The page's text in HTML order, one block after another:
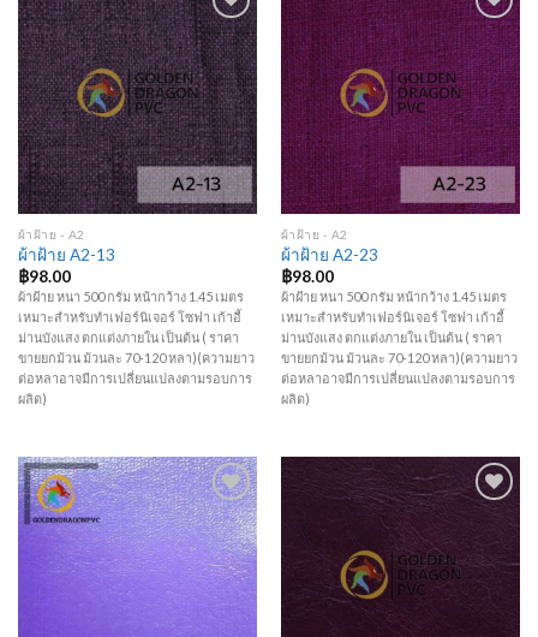
Add to
Wishlist
ผ้าฝ้าย - A2
ผ้าฝ้าย A2-13
฿98.00
ผ้าฝ้าย หนา 500 กรัม หน้ากว้าง 1.45 เมตร
เหมาะสำหรับทำเฟอร์นิเจอร์ โซฟา เก้าอี้
ม่านบังแสง ตกแต่งภายใน เป็นต้น ( ราคา
ขายยกม้วน ม้วนละ 70-120 หลา)(ความยาว
ต่อหลาอาจมีการเปลี่ยนแปลงตามรอบการ
ผลิต)
Add to
Wishlist
ผ้าฝ้าย - A2
ผ้าฝ้าย A2-23
฿98.00
ผ้าฝ้าย หนา 500 กรัม หน้ากว้าง 1.45 เมตร
เหมาะสำหรับทำเฟอร์นิเจอร์ โซฟา เก้าอี้
ม่านบังแสง ตกแต่งภายใน เป็นต้น ( ราคา
ขายยกม้วน ม้วนละ 70-120 หลา)(ความยาว
ต่อหลาอาจมีการเปลี่ยนแปลงตามรอบการ
ผลิต)
Add to
Wishlist